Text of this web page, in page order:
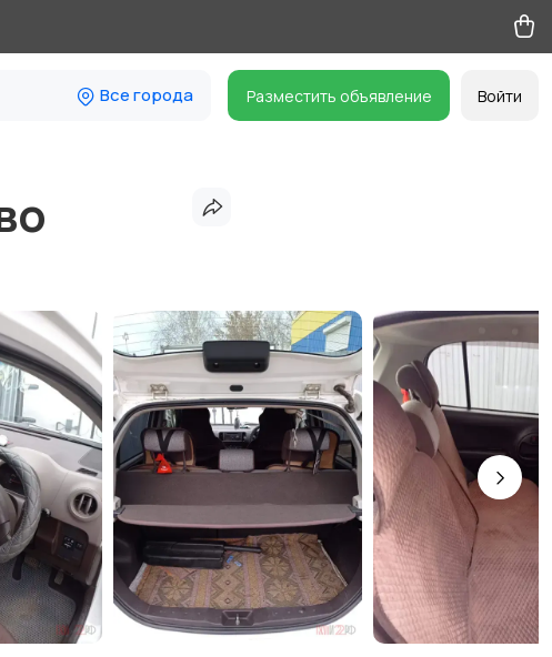
Все города Разместить объявление Войти